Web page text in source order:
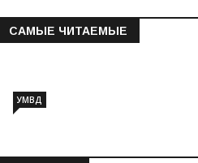
САМЫЕ ЧИТАЕМЫЕ
Информация о состоянии
УМВД